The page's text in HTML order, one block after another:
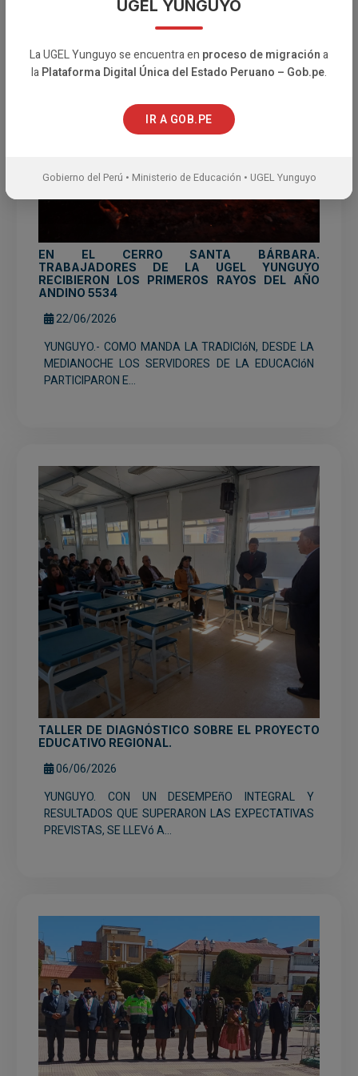
EN EL CERRO SANTA BÁRBARA.
TRABAJADORES DE LA UGEL YUNGUYO
RECIBIERON LOS PRIMEROS RAYOS DEL AÑO
ANDINO 5534
22/06/2026
YUNGUYO.- COMO MANDA LA TRADICIóN, DESDE LA
MEDIANOCHE LOS SERVIDORES DE LA EDUCACIóN
PARTICIPARON E...
TALLER DE DIAGNÓSTICO SOBRE EL PROYECTO
EDUCATIVO REGIONAL.
06/06/2026
YUNGUYO. CON UN DESEMPEñO INTEGRAL Y
RESULTADOS QUE SUPERARON LAS EXPECTATIVAS
PREVISTAS, SE LLEVó A...
UGEL YUNGUYO
La UGEL Yunguyo se encuentra en proceso de migracióna
laPlataforma Digital Única del Estado Peruano – Gob.pe.
IR A GOB.PE
Gobierno del Perú • Ministerio de Educación • UGEL Yunguyo